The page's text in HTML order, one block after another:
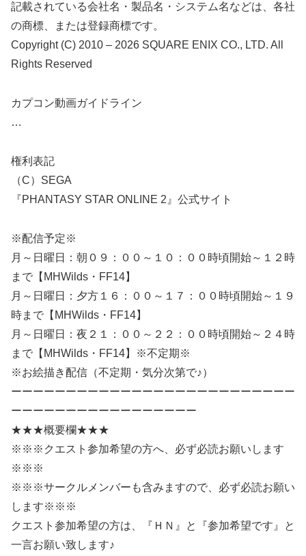
記載されている会社名・製品名・システム名などは、各社
の商標、または登録商標です。
Copyright (C) 2010 – 2026 SQUARE ENIX CO., LTD. All
Rights Reserved
カプコン動画ガイドライン
…
権利表記
（C）SEGA
『PHANTASY STAR ONLINE 2』公式サイト
※配信予定※
月～日曜日：朝０９：００～１０：００時頃開始～１２時
まで【MHWilds・FF14】
月～日曜日：夕方１６：００～１７：００時頃開始～１９
時まで【MHWilds・FF14】
月～日曜日：夜２１：００～２２：００時頃開始～２４時
まで【MHWilds・FF14】※不定期※
※お絵描き配信（不定期・気分次第で♪）
ーーーーーーーーーーーーーーーーーーーーーーーーーー
ーーーーーーーーーーーーーーーーー
★★★概要欄★★★
※※※クエスト参加希望の方へ、必ず必読お願いします
※※※
※※※サークルメンバーも含みますので、必ず必読お願い
します※※※
クエスト参加希望の方は、『ＨＮ』と『参加希望です』と
一言お願い致します♪